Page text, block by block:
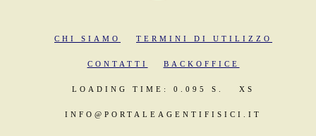
CHI SIAMO TERMINI DI UTILIZZO
CONTATTI BACKOFFICE
LOADING TIME: 0.095 S. XS
INFO@PORTALEAGENTIFISICI.IT